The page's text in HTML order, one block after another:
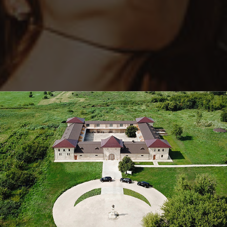
Афиша — Французский ужин